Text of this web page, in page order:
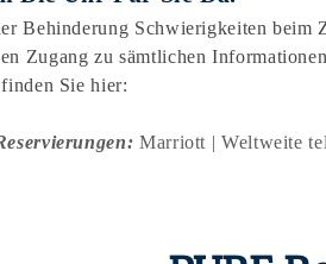
Behinderung Schwierigkeiten beim
Zugang zu sämtlichen
Sie hier:
Marriott | Weltweite